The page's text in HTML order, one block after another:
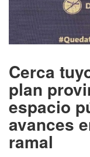
Cerca
plan
espacio
avances
ramal